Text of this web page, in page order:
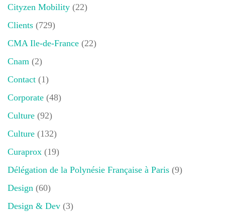
Cityzen Mobility (22)
Clients (729)
CMA Ile-de-France (22)
Cnam (2)
Contact (1)
Corporate (48)
Culture (92)
Culture (132)
Curaprox (19)
Délégation de la Polynésie Française à Paris (9)
Design (60)
Design & Dev (3)